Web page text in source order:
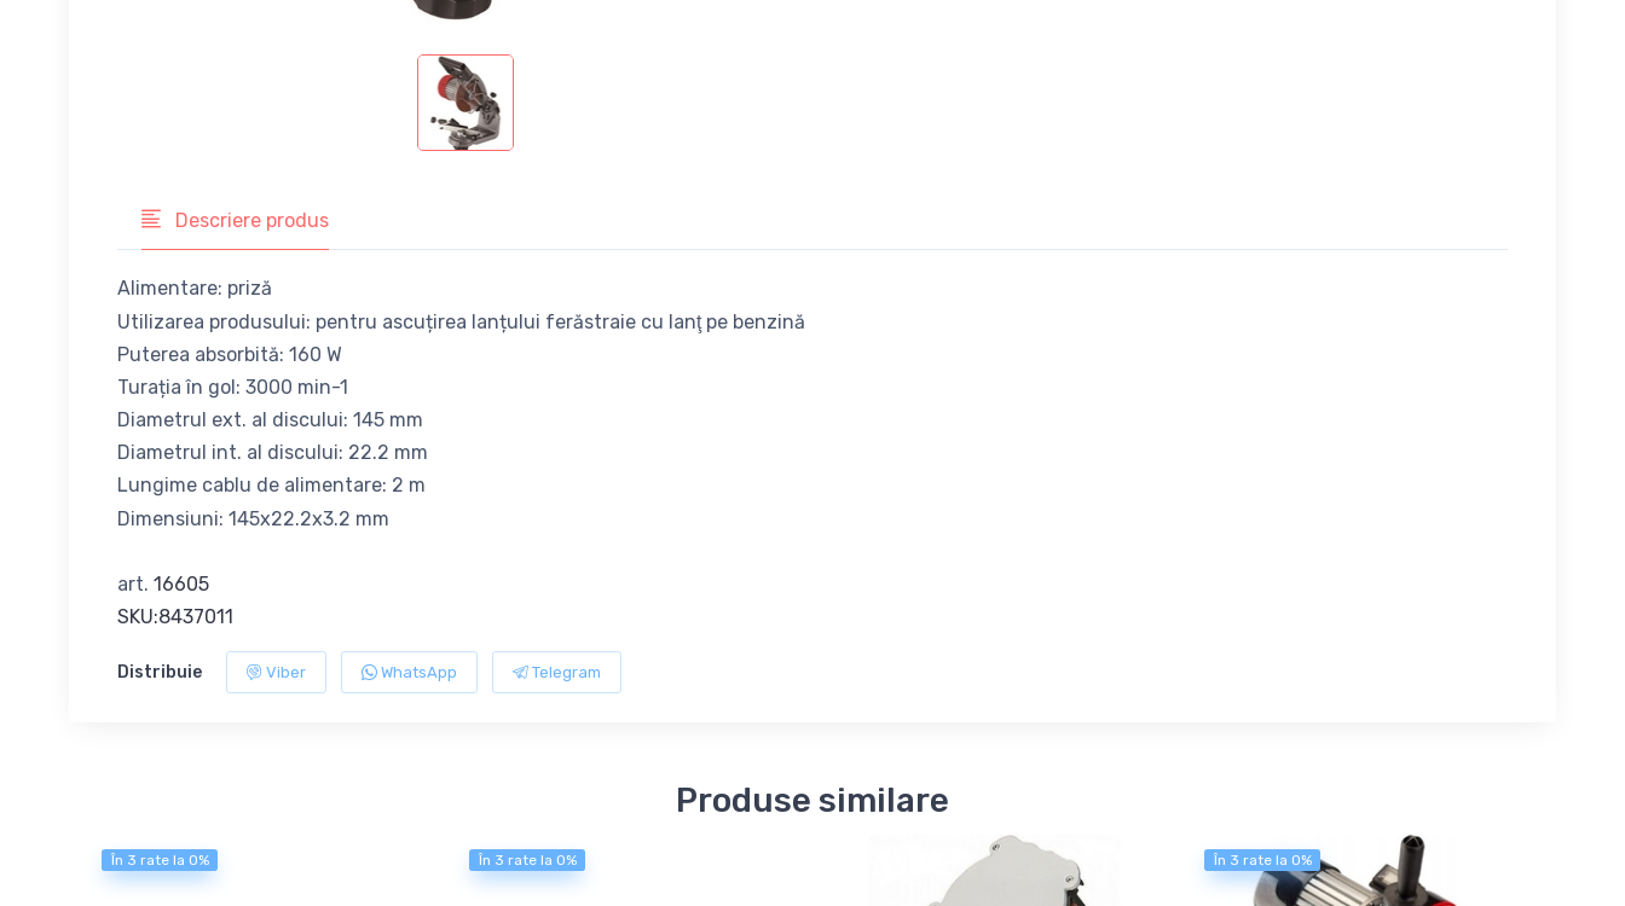
Descriere produs
Alimentare: priză
Utilizarea produsului: pentru ascuțirea lanțului ferăstraie cu lanţ pe benzină
Puterea absorbită: 160 W
Turația în gol: 3000 min-1
Diametrul ext. al discului: 145 mm
Diametrul int. al discului: 22.2 mm
Lungime cablu de alimentare: 2 m
Dimensiuni: 145х22.2х3.2 mm
art. 16605
SKU:8437011
Distribuie Viber WhatsApp Telegram
Produse similare
În 3 rate la 0% În 3 rate la 0% În 3 rate la 0%